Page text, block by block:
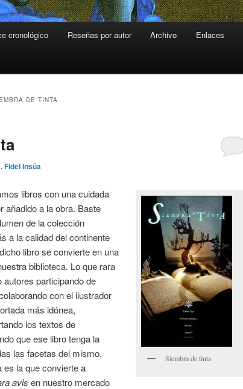
cronológico Reseñas por autor Archivo Enlaces
DE TINTA
Fidel Insúa
Siembra de tinta
libros con una cuidada
añadido a la obra. Baste
de la colección
a la calidad del continente
libro se convierte en una
biblioteca. Lo que rara
participando de
con el ilustrador
más idónea,
los textos de
que ese libro tenga la
las facetas del mismo.
la que convierte a
avis en nuestro mercado